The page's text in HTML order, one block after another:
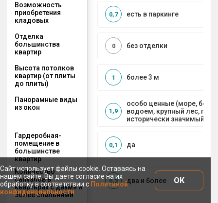
Возможность
приобретения
кладовых
есть в паркинге
0,7
Отделка
большинства
квартир
без отделки
0
Высота потолков
квартир (от плиты
до плиты)
более 3 м
1
Панорамные виды
из окон
особо ценные (море,
водоем, крупный лес,
исторически значимый
1,9
Гардеробная-
помещение в
большинстве
квартир
да
0,1
Количество
санузлов в
квартирах с двумя и
более спальнями
два и более
0,3
Сайт использует файлы cookie. Оставаясь на
нашем сайте, Вы даете согласие на их
обработку в соответствии с Политикой
конфиденциальности
ОК